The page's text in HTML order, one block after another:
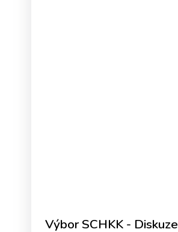
Výbor SCHKK - Diskuze